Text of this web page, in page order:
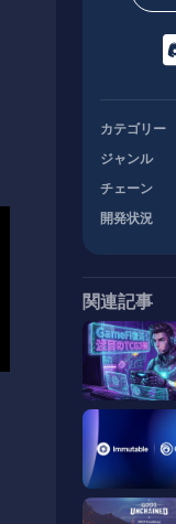
カテゴリー
ジャンル
チェーン
開発状況
関連記事